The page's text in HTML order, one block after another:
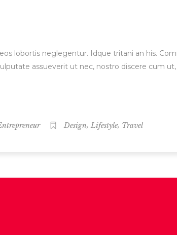
lobortis neglegentur. Idque tritani an his.
assueverit ut nec, nostro discere cum
Design, Lifestyle, Travel